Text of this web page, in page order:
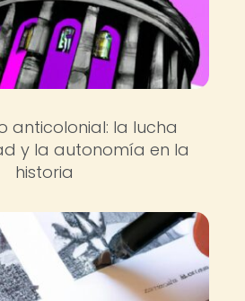
anticolonial: la lucha
y la autonomía en la
historia